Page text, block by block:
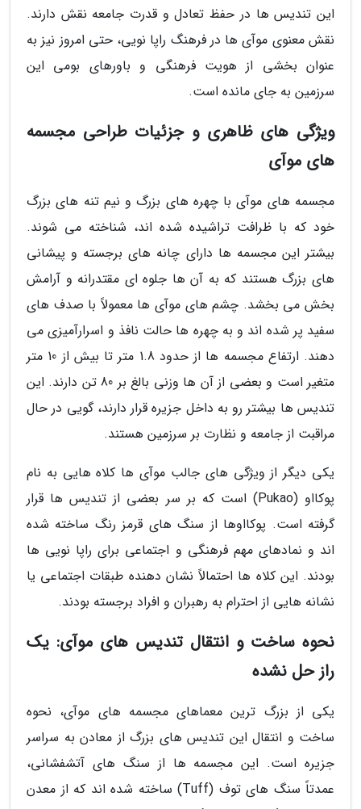
این تندیس ها در حفظ تعادل و قدرت جامعه نقش دارند.
نقش معنوی موآی ها در فرهنگ راپا نویی، حتی امروز نیز به
عنوان بخشی از هویت فرهنگی و باورهای بومی این
سرزمین به جای مانده است.
ویژگی های ظاهری و جزئیات طراحی مجسمه
های موآی
مجسمه های موآی با چهره های بزرگ و نیم تنه های بزرگ
خود که با ظرافت تراشیده شده اند، شناخته می شوند.
بیشتر این مجسمه ها دارای چانه های برجسته و پیشانی
های بزرگ هستند که به آن ها جلوه ای مقتدرانه و آرامش
بخش می بخشد. چشم های موآی ها معمولاً با صدف های
سفید پر شده اند و به چهره ها حالت نافذ و اسرارآمیزی می
دهند. ارتفاع مجسمه ها از حدود 1.8 متر تا بیش از 10 متر
متغیر است و بعضی از آن ها وزنی بالغ بر 80 تن دارند. این
تندیس ها بیشتر رو به داخل جزیره قرار دارند، گویی در حال
مراقبت از جامعه و نظارت بر سرزمین هستند.
یکی دیگر از ویژگی های جالب موآی ها کلاه هایی به نام
پوکااو (Pukao) است که بر سر بعضی از تندیس ها قرار
گرفته است. پوکااوها از سنگ های قرمز رنگ ساخته شده
اند و نمادهای مهم فرهنگی و اجتماعی برای راپا نویی ها
بودند. این کلاه ها احتمالاً نشان دهنده طبقات اجتماعی یا
نشانه هایی از احترام به رهبران و افراد برجسته بودند.
نحوه ساخت و انتقال تندیس های موآی: یک
راز حل نشده
یکی از بزرگ ترین معماهای مجسمه های موآی، نحوه
ساخت و انتقال این تندیس های بزرگ از معادن به سراسر
جزیره است. این مجسمه ها از سنگ های آتشفشانی،
عمدتاً سنگ های توف (Tuff) ساخته شده اند که از معدن